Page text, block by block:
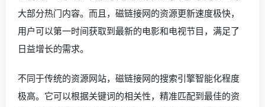
大部分热门内容。而且，磁链接网的资源更新速度极快，
用户可以第一时间获取到最新的电影和电视节目，满足了
日益增长的需求。
不同于传统的资源网站，磁链接网的搜索引擎智能化程度
极高。它可以根据关键词的相关性，精准匹配到最佳的资